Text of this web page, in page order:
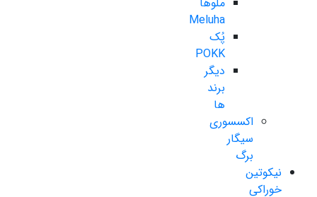
Meluha
پُک
POKK
دیگر
برند
ها
اکسسوری
سیگار
برگ
نیکوتین
خوراکی